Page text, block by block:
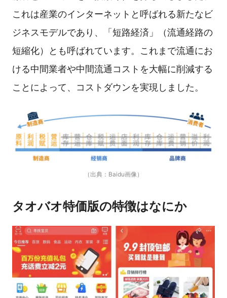
これは産業のインターネットと呼ばれる新たなビ
ジネスモデルであり、「短路経済」（流通経路の
短縮化）とも呼ばれています。これまで流通にお
ける中間業者や中間流通コストを大幅に削減する
ことによって、コストダウンを実現しました。
（出典：Baidu画像）
タオバオ特価版の特徴はなにか